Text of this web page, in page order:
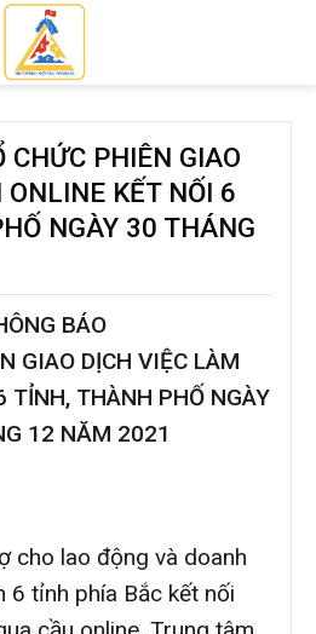
CHỨC PHIÊN GIAO
KẾT NỐI 6
NGÀY 30 THÁNG
BÁO
GIAO DỊCH VIỆC LÀM
TỈNH, THÀNH PHỐ NGÀY
12 NĂM 2021
lao động và doanh
6 tỉnh phía Bắc kết nối